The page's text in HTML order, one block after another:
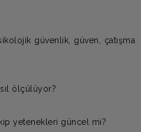
güvenlik, güven, çatışma
ölçülüyor?
yetenekleri güncel mi?